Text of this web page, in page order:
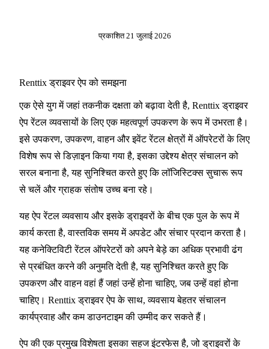
प्रकाशित 21 जुलाई 2026
Renttix ड्राइवर ऐप को समझना
एक ऐसे युग में जहां तकनीक दक्षता को बढ़ावा देती है, Renttix ड्राइवर
ऐप रेंटल व्यवसायों के लिए एक महत्वपूर्ण उपकरण के रूप में उभरता है।
इसे उपकरण, उपकरण, वाहन और इवेंट रेंटल क्षेत्रों में ऑपरेटरों के लिए
विशेष रूप से डिज़ाइन किया गया है, इसका उद्देश्य क्षेत्र संचालन को
सरल बनाना है, यह सुनिश्चित करते हुए कि लॉजिस्टिक्स सुचारू रूप
से चलें और ग्राहक संतोष उच्च बना रहे।
यह ऐप रेंटल व्यवसाय और इसके ड्राइवरों के बीच एक पुल के रूप में
कार्य करता है, वास्तविक समय में अपडेट और संचार प्रदान करता है।
यह कनेक्टिविटी रेंटल ऑपरेटरों को अपने बेड़े का अधिक प्रभावी ढंग
से प्रबंधित करने की अनुमति देती है, यह सुनिश्चित करते हुए कि
उपकरण और वाहन वहां हैं जहां उन्हें होना चाहिए, जब उन्हें वहां होना
चाहिए। Renttix ड्राइवर ऐप के साथ, व्यवसाय बेहतर संचालन
कार्यप्रवाह और कम डाउनटाइम की उम्मीद कर सकते हैं।
ऐप की एक प्रमुख विशेषता इसका सहज इंटरफेस है, जो ड्राइवरों के